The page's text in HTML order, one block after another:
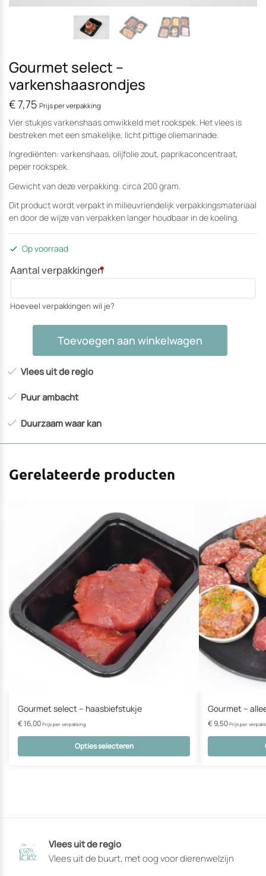
Gourmet select –
varkenshaasrondjes
€7,75 Prijs per verpakking
Vier stukjes varkenshaas omwikkeld met rookspek. Het vlees is
bestreken met een smakelijke, licht pittige oliemarinade.
Ingrediënten: varkenshaas, olijfolie zout, paprikaconcentraat,
peper rookspek.
Gewicht van deze verpakking: circa 200 gram.
Dit product wordt verpakt in milieuvriendelijk verpakkingsmateriaal
en door de wijze van verpakken langer houdbaar in de koeling.
Op voorraad
Aantal verpakkingen
*
Hoeveel verpakkingen wil je?
Gourmet
varkenshaasrondjes
Toevoegen aan winkelwagen
Vlees uit de regio
Puur ambacht
Duurzaam waar kan
Gerelateerde producten
Gourmet select – haasbiefstukje
€16,00 Prijs per verpakking
Opties selecteren
de
productpagina
Gourmet –
€9,50 Prijs per
Vlees uit de regio
Vlees uit de buurt, met oog voor dierenwelzijn